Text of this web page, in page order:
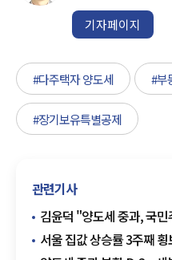
기자페이지
#다주택자 양도세 #부
#장기보유특별공제
관련기사
김윤덕 "양도세 중과, 국
불로소득 구조 바꿀까?
서울 집값 상승률 3주째